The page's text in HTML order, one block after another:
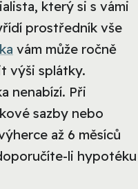
který si s vámi
prostředník vše
vám může ročně
výši splátky.
nenabízí. Při
sazby nebo
až 6 měsíců
li hypotéku